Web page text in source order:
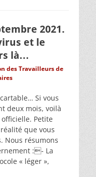
2021.
et le
là…
des Travailleurs de
Si vous
deux mois, voilà
Petite
que vous
Nous résumons
:- La
« léger »,